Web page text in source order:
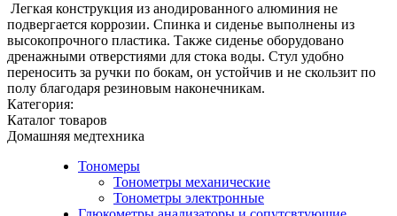
Легкая конструкция из анодированного алюминия не
подвергается коррозии. Спинка и сиденье выполнены из
высокопрочного пластика. Также сиденье оборудовано
дренажными отверстиями для стока воды. Стул удобно
переносить за ручки по бокам, он устойчив и не скользит по
полу благодаря резиновым наконечникам.
Категория:
Каталог товаров
Домашняя медтехника
Тономеры
Тонометры механические
Тонометры электронные